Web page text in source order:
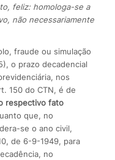
feliz: homologa-se a
não necessariamente
fraude ou simulação
o prazo decadencial
nos
150 do CTN, é de
respectivo fato
que, no
se o ano civil,
de 6-9-1949, para
no